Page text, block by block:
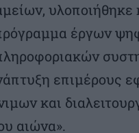
υλοποιήθηκε
έργων
επιμέρους
και
αιώνα».